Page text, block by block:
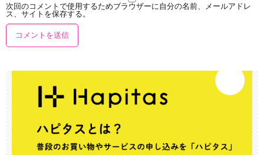
次回のコメントで使用するためブラウザーに自分の名前、メールアドレ
ス、サイトを保存する。